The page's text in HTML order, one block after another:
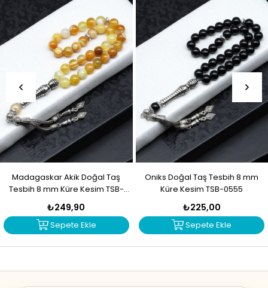
Madagaskar Akik Doğal Taş
Tesbih 8 mm Küre Kesim TSB-
0556
₺249,90
Sepete Ekle
Oniks Doğal Taş Tesbih 8 mm
Küre Kesim TSB-0555
₺225,00
Sepete Ekle